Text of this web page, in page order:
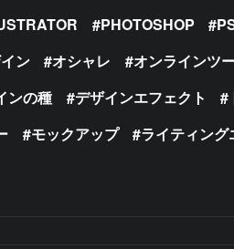
PHOTOSHOP
ン オシャレ オンラインツ
ンの種 デザインエフェクト
モックアップ ライティング